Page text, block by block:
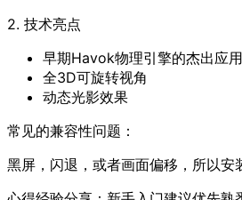
2. 技术亮点
早期Havok物理引擎的杰出应用
全3D可旋转视角
动态光影效果
常见的兼容性问题：
黑屏，闪退，或者画面偏移，所以